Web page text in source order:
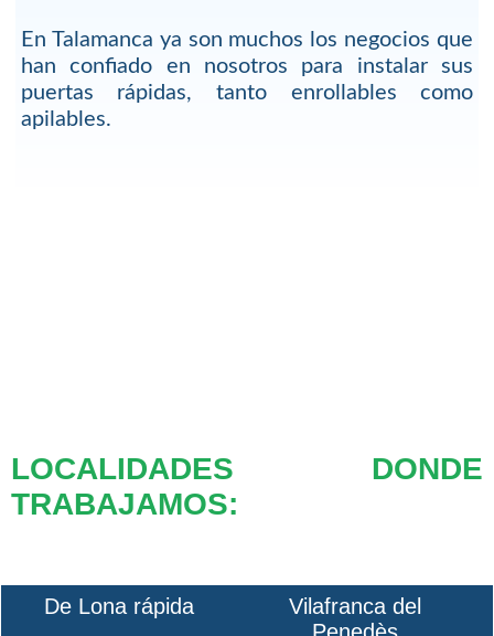
En Talamanca ya son muchos los negocios que
han confiado en nosotros para instalar sus
puertas rápidas, tanto enrollables como
apilables.
LOCALIDADES DONDE
TRABAJAMOS:
De Lona rápida
Vilafranca del